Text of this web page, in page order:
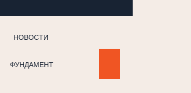
НОВОСТИ
ФУНДАМЕНТ